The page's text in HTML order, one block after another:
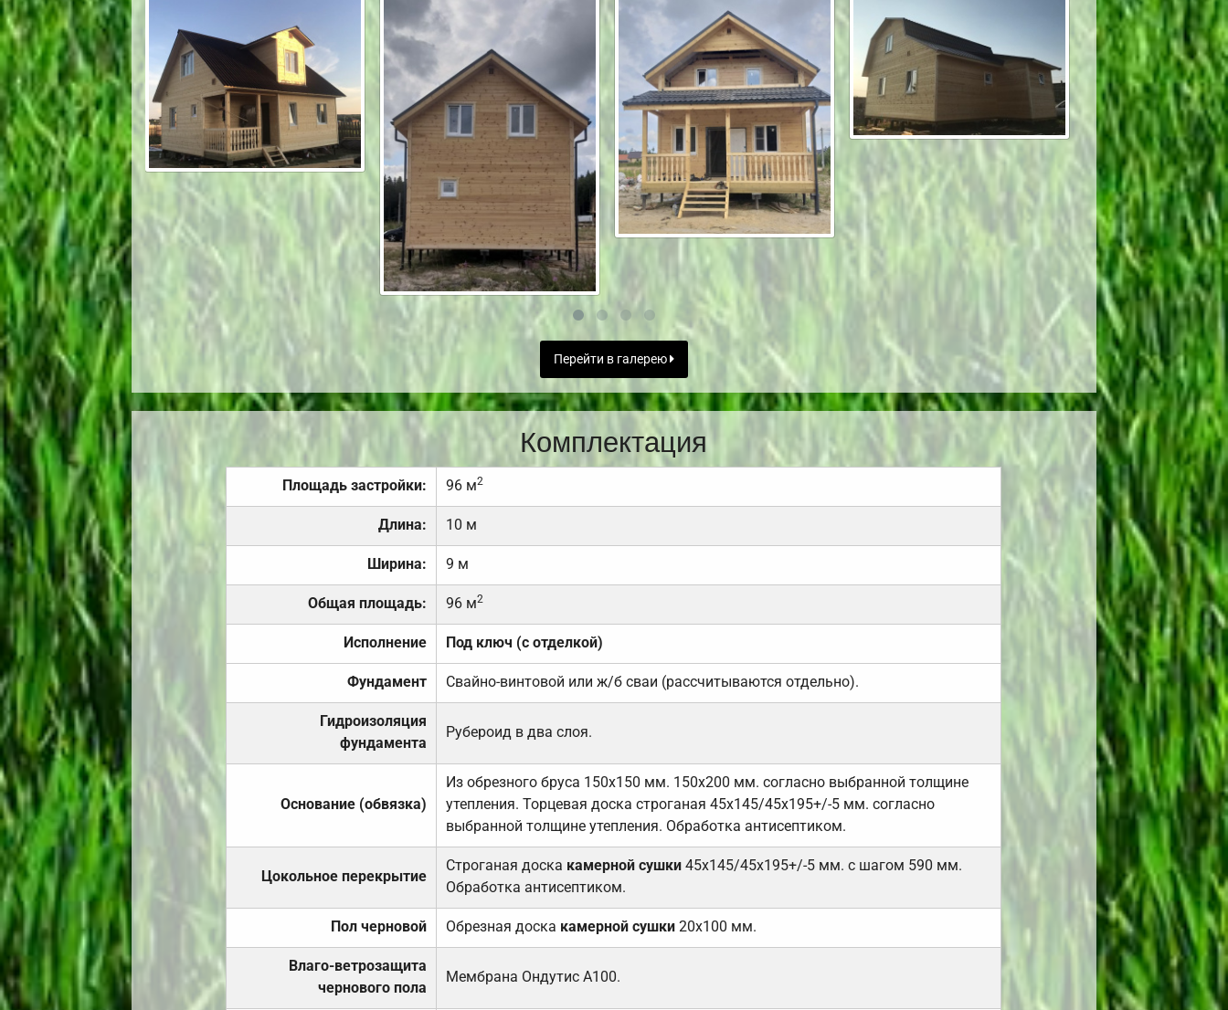
Перейти в галерею
Комплектация
Площадь застройки: 96 м2
Длина: 10 м
Ширина: 9 м
Общая площадь: 96 м2
Исполнение Под ключ (с отделкой)
Фундамент Свайно-винтовой или ж/б сваи (рассчитываются отдельно).
Гидроизоляция
фундамента
Рубероид в два слоя.
Основание (обвязка)
Из обрезного бруса 150х150 мм. 150х200 мм. согласно выбранной толщине
утепления. Торцевая доска строганая 45х145/45х195+/-5 мм. согласно
выбранной толщине утепления. Обработка антисептиком.
Цокольное перекрытие
Строганая доска камерной сушки 45х145/45х195+/-5 мм. с шагом 590 мм.
Обработка антисептиком.
Пол черновой Обрезная доска камерной сушки20х100 мм.
Влаго-ветрозащита
чернового пола
Мембрана Ондутис А100.